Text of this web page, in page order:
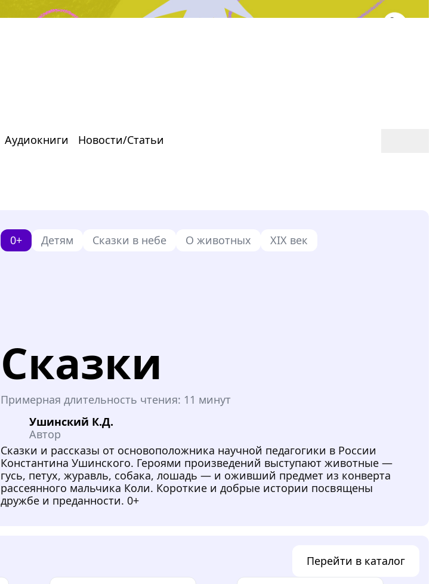
Аудиокниги Новости/Статьи
0+ Детям Сказки в небе О животных XIX век
Сказки
Примерная длительность чтения: 11 минут
Ушинский К.Д.
Автор
Сказки и рассказы от основоположника научной педагогики в России
Константина Ушинского. Героями произведений выступают животные —
гусь, петух, журавль, собака, лошадь — и оживший предмет из конверта
рассеянного мальчика Коли. Короткие и добрые истории посвящены
дружбе и преданности. 0+
Перейти в каталог